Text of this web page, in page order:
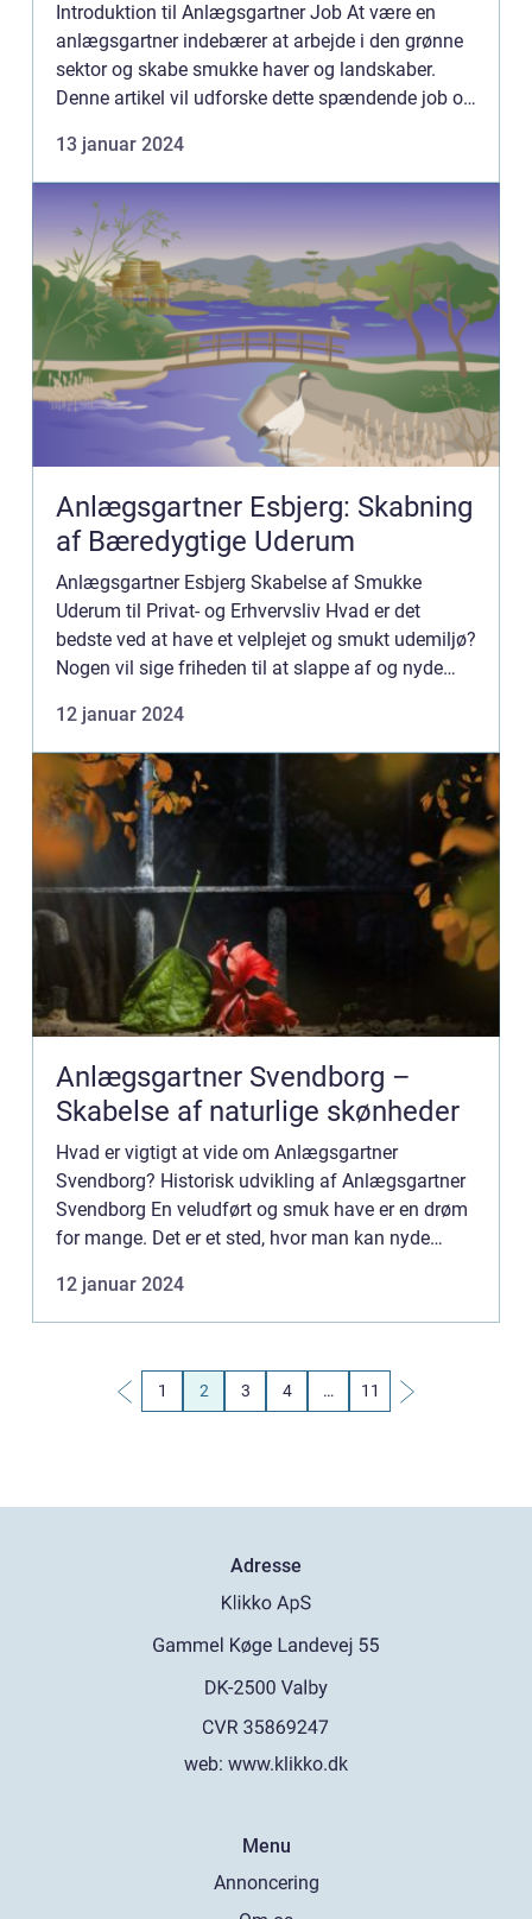
Introduktion til Anlægsgartner Job At være en
anlægsgartner indebærer at arbejde i den grønne
sektor og skabe smukke haver og landskaber.
Denne artikel vil udforske dette spændende job og
indebærer at være ...
13 januar 2024
Anlægsgartner Esbjerg: Skabning
af Bæredygtige Uderum
Anlægsgartner Esbjerg Skabelse af Smukke
Uderum til Privat- og Erhvervsliv Hvad er det
bedste ved at have et velplejet og smukt udemiljø?
Nogen vil sige friheden til at slappe af og nyde
det kan bruges ti...
12 januar 2024
Anlægsgartner Svendborg –
Skabelse af naturlige skønheder
Hvad er vigtigt at vide om Anlægsgartner
Svendborg? Historisk udvikling af Anlægsgartner
Svendborg En veludført og smuk have er en drøm
for mange. Det er et sted, hvor man kan nyde
Men hvem er det, d...
12 januar 2024
1 2 3 4 … 11
Adresse
web: www.klikko.dk
Menu
Annoncering